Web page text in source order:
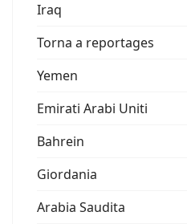
Iraq
Torna a reportages
Yemen
Emirati Arabi Uniti
Bahrein
Giordania
Arabia Saudita